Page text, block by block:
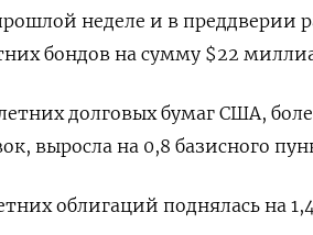
неделе и в
бондов на сумму $22
долговых бумаг США,
выросла на 0,8 базисного
облигаций поднялась на